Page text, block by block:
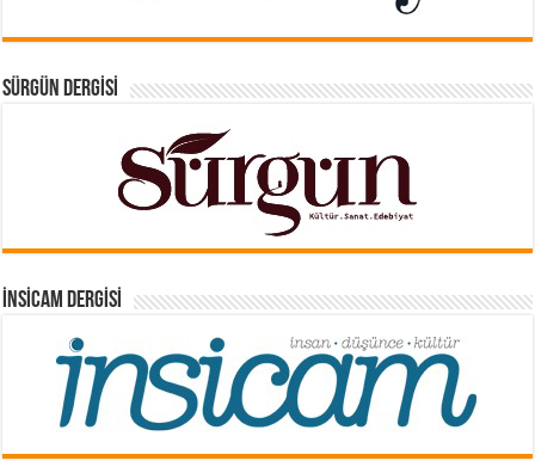
SÜRGÜN DERGISI
İNSICAM DERGISI